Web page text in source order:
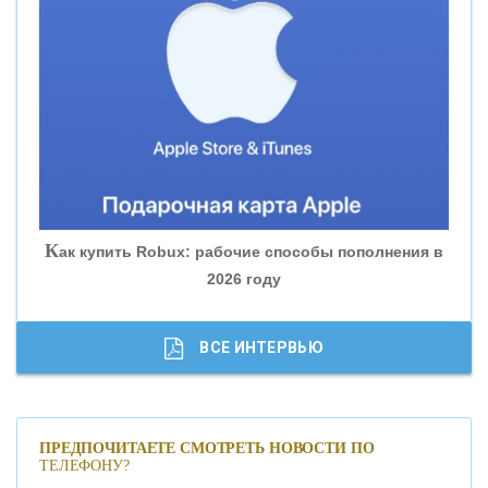
«ВНЕШПРОМБАНК»
«БАНК ГЛОБЭКС»
«СОВКОМБАНК»
«ГАЗПРОМБАНК»
«МОСКОВСКИЙ КРЕДИТНЫЙ БАНК»
Как купить Robux: рабочие способы пополнения в
2026 году
ВСЕ ИНТЕРВЬЮ
ПРЕДПОЧИТАЕТЕ СМОТРЕТЬ НОВОСТИ ПО
ТЕЛЕФОНУ?